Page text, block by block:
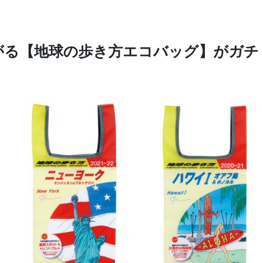
【地球の歩き方エコバッグ】がガチ